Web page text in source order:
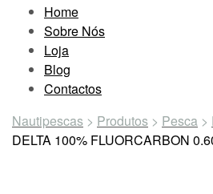
Home
Sobre Nós
Loja
Blog
Contactos
Nautipescas > Produtos > Pesca >
DELTA 100% FLUORCARBON